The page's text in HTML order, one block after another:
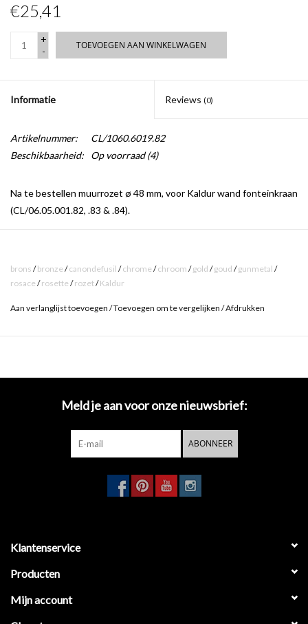
€25,41
+
-
TOEVOEGEN AAN WINKELWAGEN
Informatie Reviews (0)
Artikelnummer:
CL/1060.6019.82
Beschikbaarheid:
Op voorraad(4)
Na te bestellen muurrozet ø 48 mm, voor Kaldur wand fonteinkraan
(CL/06.05.001.82, .83 & .84).
brons /bronze /canondefusil /chrome /chroom /gold /goud /gunmetal /
rosace /rosette /rozet/Kaldur
Aan verlanglijst toevoegen /Toevoegen om te vergelijken /Afdrukken
Meld je aan voor onze nieuwsbrief:
ABONNEER
Klantenservice
Producten
Mijn account